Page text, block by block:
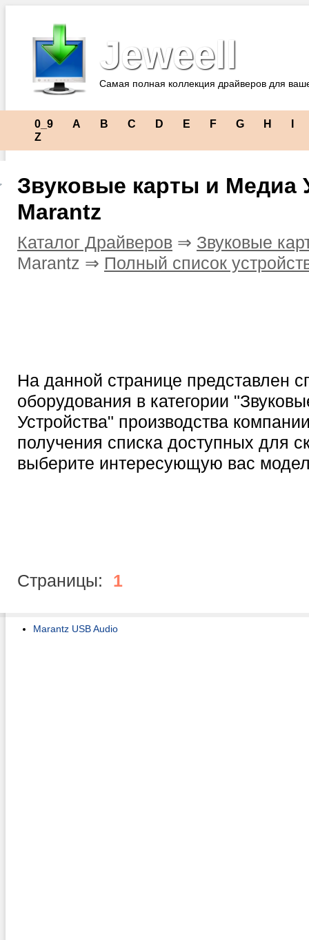
Jeweell
Самая полная коллекция драйверов для
0_9 A B C D E F G H
Z
Звуковые карты и Медиа
Marantz
Каталог Драйверов ⇒ Звуковые
Marantz ⇒ Полный список
На данной странице представлен
оборудования в категории
Устройства" производства
получения списка доступных для
выберите интересующую вас
Страницы: 1
Marantz USB Audio